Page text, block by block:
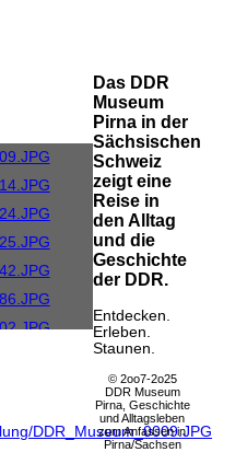
DDR_Museum_0009.JPG
Das DDR
Museum
Pirna in der
Sächsischen
Schweiz
zeigt eine
Reise in
den Alltag
und die
Geschichte
der DDR.
Entdecken.
Erleben.
Staunen.
© 2oo7-2o25
DDR Museum
Pirna, Geschichte
und Alltagsleben
zum Anfassen in
Pirna/Sachsen